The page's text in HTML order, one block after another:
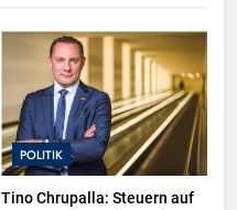
POLITIK
Tino Chrupalla: Steuern auf